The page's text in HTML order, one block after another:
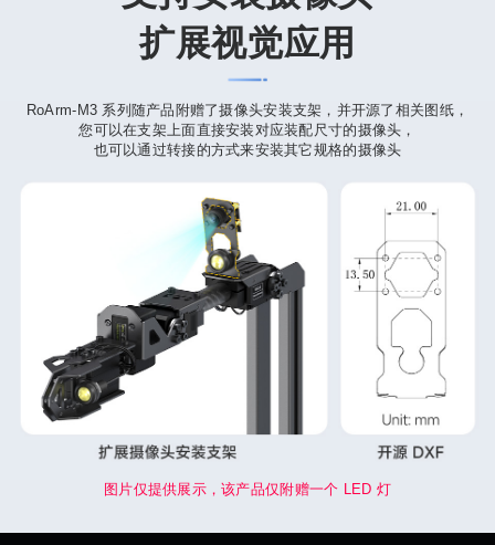
扩展视觉应用
RoArm-M3 系列随产品附赠了摄像头安装支架，并开源了相关图纸，
您可以在支架上面直接安装对应装配尺寸的摄像头，
也可以通过转接的方式来安装其它规格的摄像头
图片仅提供展示，该产品仅附赠一个 LED 灯